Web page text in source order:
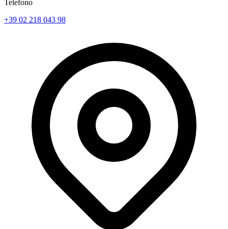
Telefono
+39 02 218 043 98